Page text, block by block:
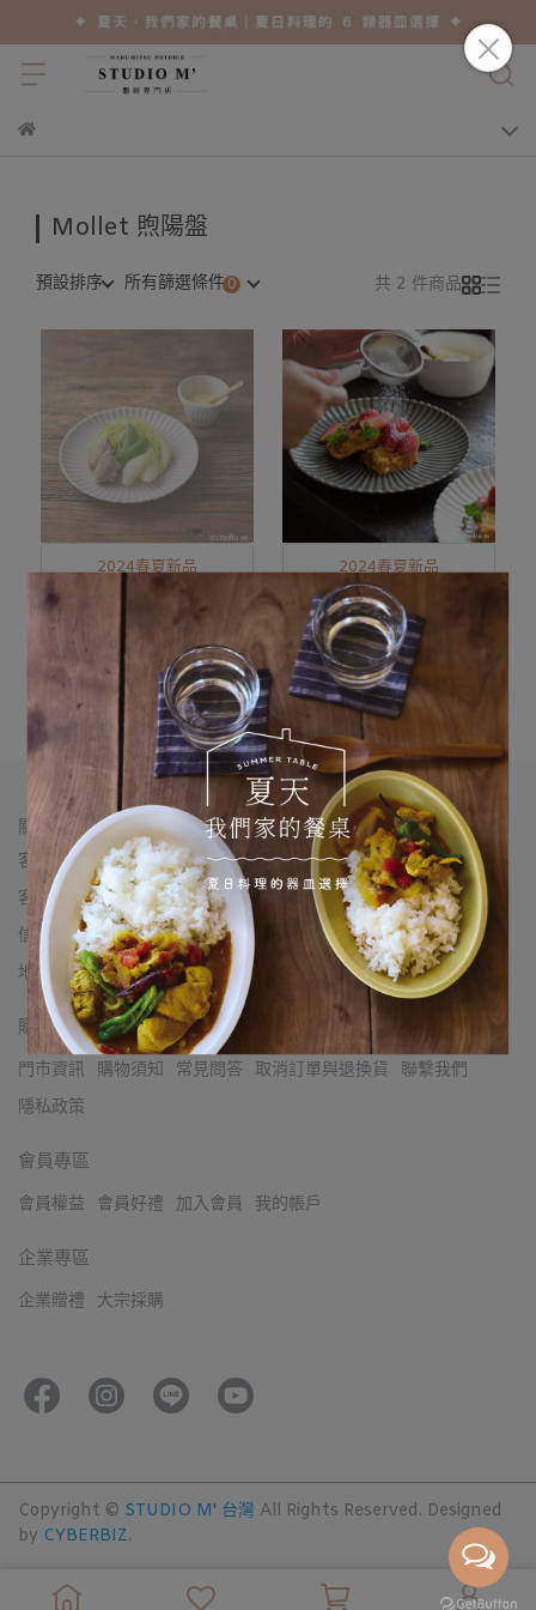
Mollet 煦陽盤
預設排序 所有篩選條件 共 2 件商品
2024春夏新品
Mollet 煦陽盤 200 白/淺
紫/灰
NT$730
已售完
2024春夏新品
Mollet 煦陽盤 240 白/淺
紫/灰
NT$1020
加入購物車
關於我們
客服專線： 02-2555-6969
客服時間：每日12:00-20:00
信箱：chifeng28@thexiaoqi.com
地址：台北市大同區赤峰街28-3號（近雙連站一號出口）
購物須知
門市資訊 購物須知 常見問答 取消訂單與退換貨
聯繫我們
隱私政策
會員專區
會員權益 會員好禮 加入會員 我的帳戶
企業專區
企業贈禮 大宗採購
Copyright © STUDIO M' 台灣 All Rights Reserved. Designed
by CYBERBIZ.